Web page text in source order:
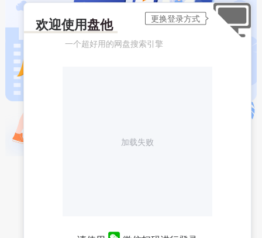
欢迎使用盘他
一个超好用的网盘搜索引擎
加载失败